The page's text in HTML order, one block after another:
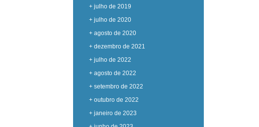
+ julho de 2019
+ julho de 2020
+ agosto de 2020
+ dezembro de 2021
+ julho de 2022
+ agosto de 2022
+ setembro de 2022
+ outubro de 2022
+ janeiro de 2023